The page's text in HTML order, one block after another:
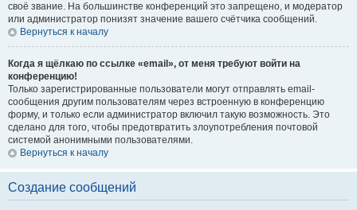
своё звание. На большинстве конференций это запрещено, и модератор
или администратор понизят значение вашего счётчика сообщений.
Вернуться к началу
Когда я щёлкаю по ссылке «email», от меня требуют войти на
конференцию!
Только зарегистрированные пользователи могут отправлять email-
сообщения другим пользователям через встроенную в конференцию
форму, и только если администратор включил такую возможность. Это
сделано для того, чтобы предотвратить злоупотребления почтовой
системой анонимными пользователями.
Вернуться к началу
Создание сообщений